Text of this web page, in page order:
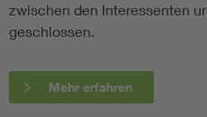
zwischen den Interessenten
geschlossen.
Mehr erfahren